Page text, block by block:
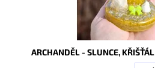
ARCHANDĚL - SLUNCE, KŘIŠŤÁL